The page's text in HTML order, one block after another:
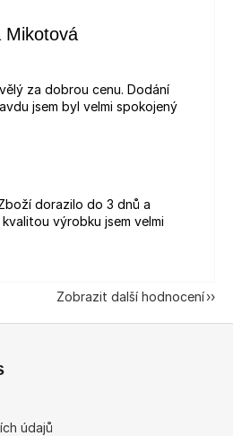
Mikotová
obchodu je 5 z 5 hvězdiček.
za dobrou cenu. Dodání
jsem byl velmi spokojený
obchodu je 5 z 5 hvězdiček.
dorazilo do 3 dnů a
výrobku jsem velmi
Zobrazit další hodnocení
údajů